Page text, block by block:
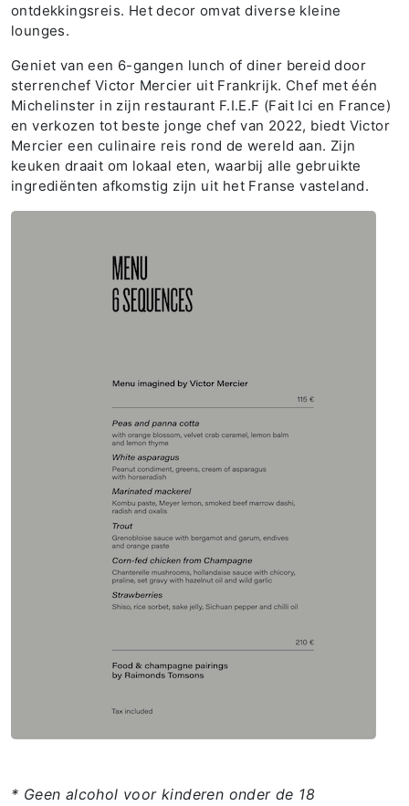
ontdekkingsreis. Het decor omvat diverse kleine
lounges.
Geniet van een 6-gangen lunch of diner bereid door
sterrenchef Victor Mercier uit Frankrijk. Chef met één
Michelinster in zijn restaurant F.I.E.F (Fait Ici en France)
en verkozen tot beste jonge chef van 2022, biedt Victor
Mercier een culinaire reis rond de wereld aan. Zijn
keuken draait om lokaal eten, waarbij alle gebruikte
ingrediënten afkomstig zijn uit het Franse vasteland.
* Geen alcohol voor kinderen onder de 18